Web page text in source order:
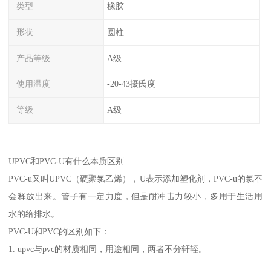
类型 橡胶
形状 圆柱
产品等级 A级
使用温度 -20-43摄氏度
等级 A级
UPVC和PVC-U有什么本质区别
PVC-u又叫UPVC（硬聚氯乙烯），U表示添加塑化剂，PVC-u的氯不
会释放出来。管子有一定力度，但是耐冲击力较小，多用于生活用
水的给排水。
PVC-U和PVC的区别如下：
1. upvc与pvc的材质相同，用途相同，两者不分轩轾。